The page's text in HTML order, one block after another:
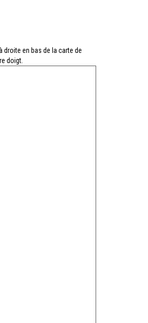
droite en bas de la carte de
doigt.